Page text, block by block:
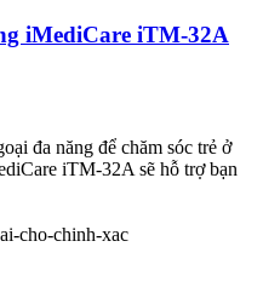
iMediCare iTM-32A
đa năng để chăm sóc trẻ ở
iTM-32A sẽ hỗ trợ bạn